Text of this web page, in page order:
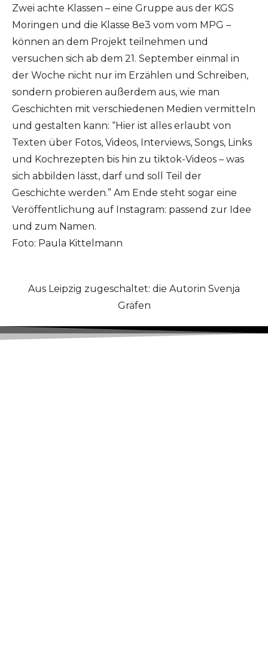
Zwei achte Klassen – eine Gruppe aus der KGS
Moringen und die Klasse 8e3 vom vom MPG –
können an dem Projekt teilnehmen und
versuchen sich ab dem 21. September einmal in
der Woche nicht nur im Erzählen und Schreiben,
sondern probieren außerdem aus, wie man
Geschichten mit verschiedenen Medien vermitteln
und gestalten kann: “Hier ist alles erlaubt von
Texten über Fotos, Videos, Interviews, Songs, Links
und Kochrezepten bis hin zu tiktok-Videos – was
sich abbilden lässt, darf und soll Teil der
Geschichte werden.” Am Ende steht sogar eine
Veröffentlichung auf Instagram: passend zur Idee
und zum Namen.
Foto: Paula Kittelmann
Aus Leipzig zugeschaltet: die Autorin Svenja
Gräfen